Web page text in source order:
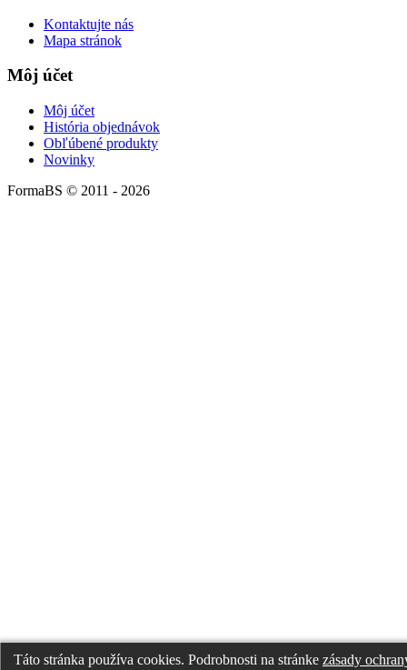
Kontaktujte nás
Mapa stránok
Môj účet
Môj účet
História objednávok
Obľúbené produkty
Novinky
FormaBS © 2011 - 2026
Táto stránka používa cookies. Podrobnosti na stránke zásady